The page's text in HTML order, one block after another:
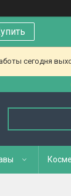
сегодня